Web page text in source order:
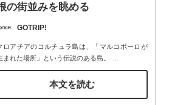
の街並みを眺める
GOTRIP!
ロアチアのコルチュラ島は、「マルコポーロが
まれた場所」という伝説のある島。
本文を読む